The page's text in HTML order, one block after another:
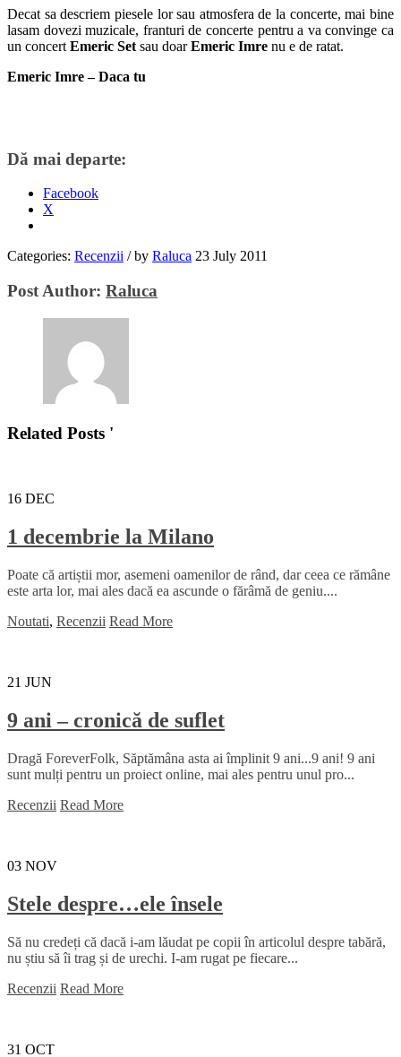
Decat sa descriem piesele lor sau atmosfera de la concerte, mai bine
lasam dovezi muzicale, franturi de concerte pentru a va convinge ca
un concert Emeric Set sau doarEmeric Imre nu e de ratat.
Emeric Imre – Daca tu
Dă mai departe:
Facebook
X
Categories: Recenzii /by Raluca 23 July 2011
Post Author: Raluca
Related Posts '
16 DEC
1 decembrie la Milano
Poate că artiștii mor, asemeni oamenilor de rând, dar ceea ce rămâne
este arta lor, mai ales dacă ea ascunde o fărâmă de geniu....
Noutati, Recenzii Read More
21 JUN
9 ani – cronică de suflet
Dragă ForeverFolk, Săptămâna asta ai împlinit 9 ani...9 ani! 9 ani
sunt mulți pentru un proiect online, mai ales pentru unul pro...
Recenzii Read More
03 NOV
Stele despre…ele însele
Să nu credeți că dacă i-am lăudat pe copii în articolul despre tabără,
nu știu să îi trag și de urechi. I-am rugat pe fiecare...
Recenzii Read More
31 OCT